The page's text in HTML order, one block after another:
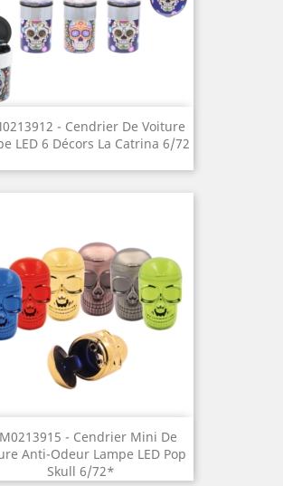
- Cendrier De Voiture
LED 6 Décors La Catrina 6/72
- Cendrier Mini De
Anti-Odeur Lampe LED Pop
Skull 6/72*